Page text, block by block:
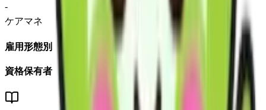
-
ケアマネ
雇用形態別
資格保有者